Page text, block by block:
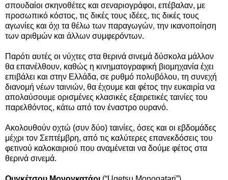
σπουδαίοι σκηνοθέτες και σεναριογράφοι, επέβαλαν, με
προσωπικό κόστος, τις δικές τους ιδέες, τις δικές τους
αγωνίες και όχι τα θέλω των παραγωγών, την ικανοποίηση
των αριθμών και άλλων συμφερόντων.
Παρότι αυτές οι νύχτες στα θερινά σινεμά δύσκολα μάλλον
θα επανέλθουν, καθώς η κινηματογραφική βιομηχανία έχει
επιβάλει και στην Ελλάδα, σε ρυθμό πολυβόλου, τη συνεχή
διανομή νέων ταινιών, θα έχουμε και φέτος την ευκαιρία να
απολαύσουμε ορισμένες κλασικές εξαιρετικές ταινίες του
παρελθόντος, κάτω από τον έναστρο ουρανό.
Ακολουθούν οχτώ (συν δύο) ταινίες, όσες και οι εβδομάδες
μέχρι τον Σεπτέμβρη, από τις καλύτερες επανεκδόσεις του
φετινού καλοκαιριού που αναμένεται να δούμε φέτος στα
θερινά σινεμά.